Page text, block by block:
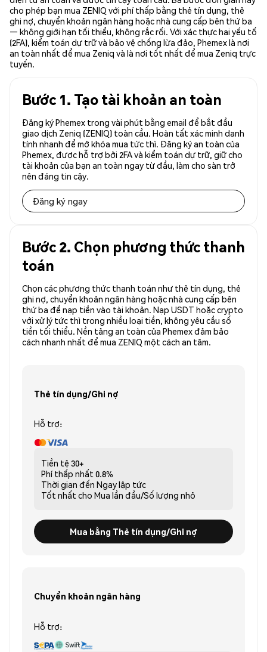
cho phép bạn mua ZENIQ với phí thấp bằng thẻ tín dụng, thẻ
ghi nợ, chuyển khoản ngân hàng hoặc nhà cung cấp bên thứ ba
— không giới hạn tối thiểu, không rắc rối. Với xác thực hai yếu tố
(2FA), kiểm toán dự trữ và bảo vệ chống lừa đảo, Phemex là nơi
an toàn nhất để mua Zeniq và là nơi tốt nhất để mua Zeniq trực
tuyến.
Bước 1. Tạo tài khoản an toàn
Đăng ký Phemex trong vài phút bằng email để bắt đầu
giao dịch Zeniq (ZENIQ) toàn cầu. Hoàn tất xác minh danh
tính nhanh để mở khóa mua tức thì. Đăng ký an toàn của
Phemex, được hỗ trợ bởi 2FA và kiểm toán dự trữ, giữ cho
tài khoản của bạn an toàn ngay từ đầu, làm cho sàn trở
nên đáng tin cậy.
Đăng ký ngay
Bước 2. Chọn phương thức thanh
toán
Chọn các phương thức thanh toán như thẻ tín dụng, thẻ
ghi nợ, chuyển khoản ngân hàng hoặc nhà cung cấp bên
thứ ba để nạp tiền vào tài khoản. Nạp USDT hoặc crypto
với xử lý tức thì trong nhiều loại tiền, không yêu cầu số
tiền tối thiểu. Nền tảng an toàn của Phemex đảm bảo
cách nhanh nhất để mua ZENIQ một cách an tâm.
Thẻ tín dụng/Ghi nợ
Hỗ trợ:
Tiền tệ 30+
Phí thấp nhất 0.8%
Thời gian đến Ngay lập tức
Tốt nhất cho Mua lần đầu/Số lượng nhỏ
Mua bằng Thẻ tín dụng/Ghi nợ
Chuyển khoản ngân hàng
Hỗ trợ: